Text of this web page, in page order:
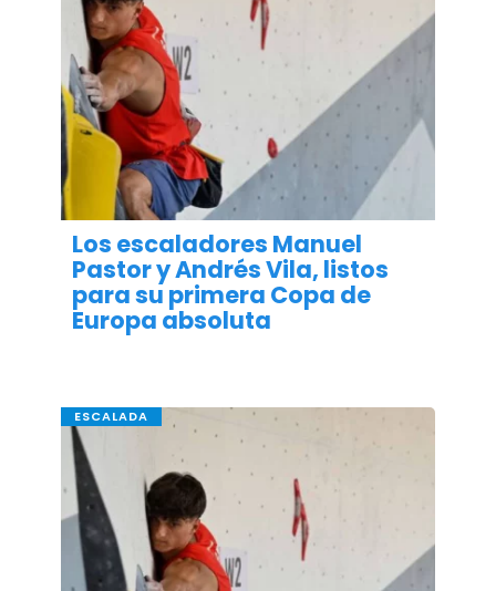
Los escaladores Manuel
Pastor y Andrés Vila, listos
para su primera Copa de
Europa absoluta
ESCALADA